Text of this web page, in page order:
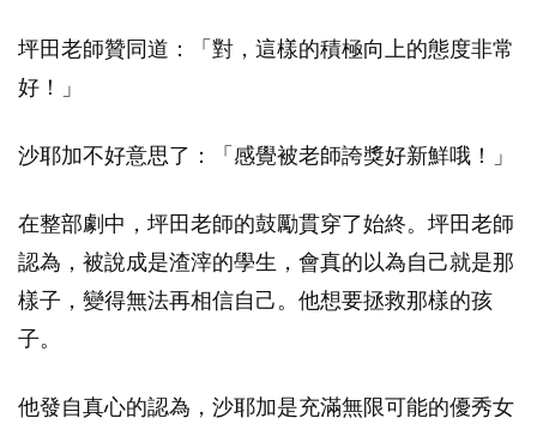
坪田老師贊同道：「對，這樣的積極向上的態度非常
好！」
沙耶加不好意思了：「感覺被老師誇獎好新鮮哦！」
在整部劇中，坪田老師的鼓勵貫穿了始終。坪田老師
認為，被說成是渣滓的學生，會真的以為自己就是那
樣子，變得無法再相信自己。他想要拯救那樣的孩
子。
他發自真心的認為，沙耶加是充滿無限可能的優秀女